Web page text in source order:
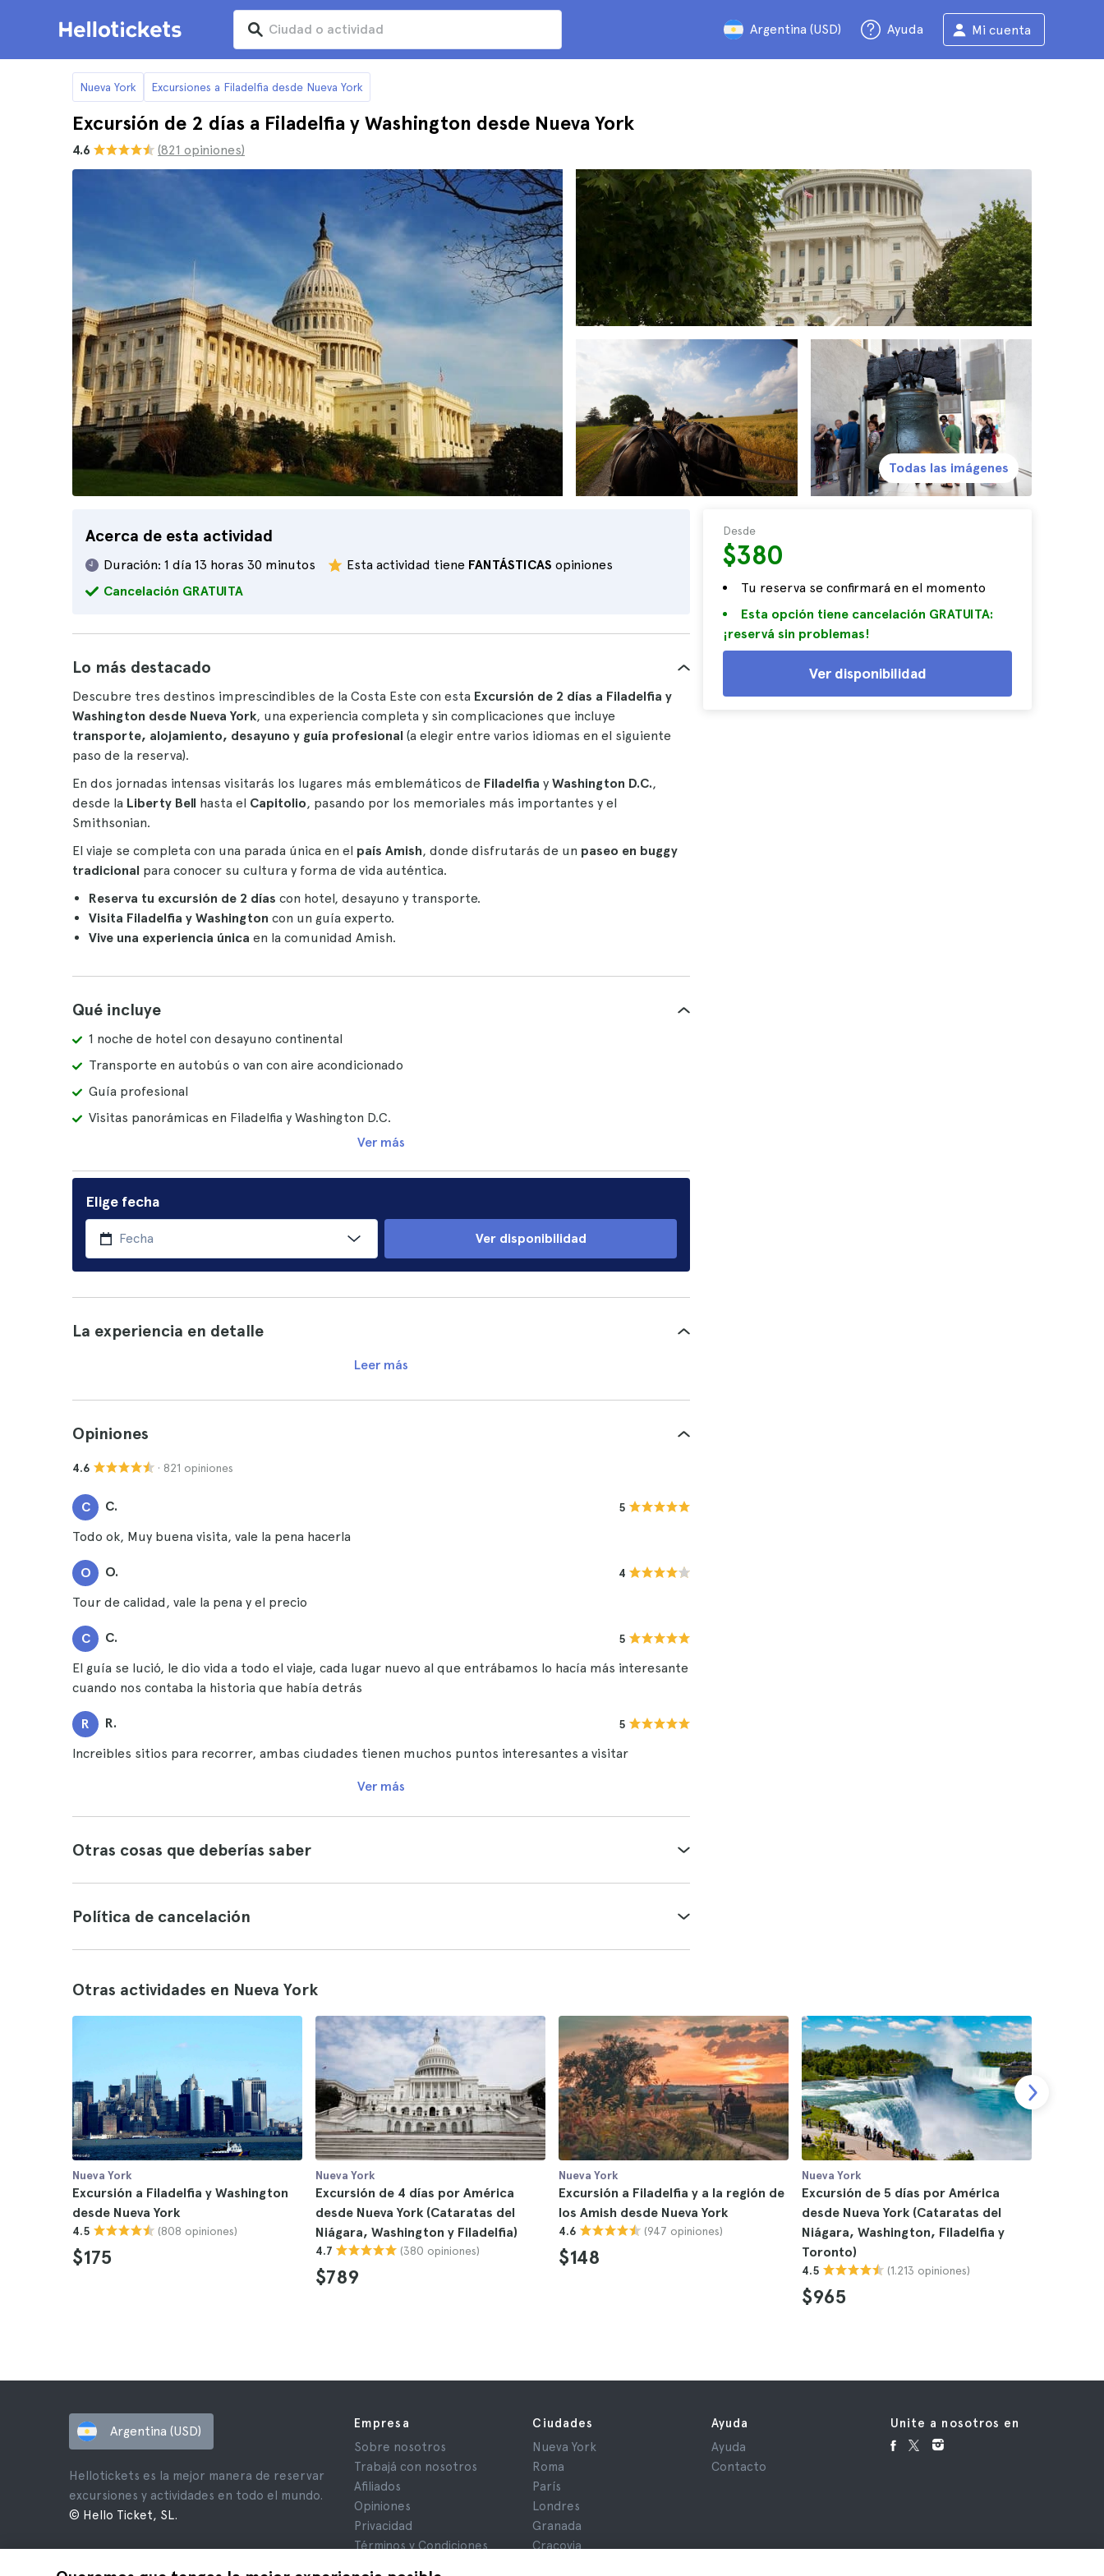
Argentina (USD) Ayuda Mi cuenta
Nueva York Excursiones a Filadelfia desde Nueva York
Excursión de 2 días a Filadelfia y Washington desde Nueva York
4.6 (821 opiniones)
Acerca de esta actividad
Duración: 1 día 13 horas 30 minutos Esta actividad tiene FANTÁSTICAS opiniones
Cancelación GRATUITA
Desde
$380
Tu reserva se confirmará en el momento
Esta opción tiene cancelación GRATUITA:
¡reservá sin problemas!
Ver disponibilidad
Todas las imágenes
Lo más destacado
Descubre tres destinos imprescindibles de la Costa Este con esta Excursión de 2 días a Filadelfia y
Washington desde Nueva York, una experiencia completa y sin complicaciones que incluye
transporte, alojamiento, desayuno y guía profesional (a elegir entre varios idiomas en el siguiente
paso de la reserva).
En dos jornadas intensas visitarás los lugares más emblemáticos de Filadelfia y Washington D.C.,
desde la Liberty Bell hasta el Capitolio, pasando por los memoriales más importantes y el
Smithsonian.
El viaje se completa con una parada única en el país Amish, donde disfrutarás de un paseo en buggy
tradicional para conocer su cultura y forma de vida auténtica.
Reserva tu excursión de 2 días con hotel, desayuno y transporte.
Visita Filadelfia y Washington con un guía experto.
Vive una experiencia única en la comunidad Amish.
Qué incluye
1 noche de hotel con desayuno continental
Transporte en autobús o van con aire acondicionado
Guía profesional
Visitas panorámicas en Filadelfia y Washington D.C.
Ver más
Elige fecha
Ver disponibilidad
La experiencia en detalle
Leer más
Opiniones
4.6 · 821 opiniones
C C. 5
Todo ok, Muy buena visita, vale la pena hacerla
O O. 4
Tour de calidad, vale la pena y el precio
C C. 5
El guía se lució, le dio vida a todo el viaje, cada lugar nuevo al que entrábamos lo hacía más interesante
cuando nos contaba la historia que había detrás
R R. 5
Increibles sitios para recorrer, ambas ciudades tienen muchos puntos interesantes a visitar
Ver más
Otras cosas que deberías saber
Política de cancelación
Otras actividades en Nueva York
Nueva York
Excursión a Filadelfia y Washington
desde Nueva York
4.5 (808 opiniones)
$175
Nueva York
Excursión de 4 días por América
desde Nueva York (Cataratas del
Niágara, Washington y Filadelfia)
4.7 (380 opiniones)
$789
Nueva York
Excursión a Filadelfia y a la región de
los Amish desde Nueva York
4.6 (947 opiniones)
$148
Nueva York
Excursión de 5 días por América
desde Nueva York (Cataratas del
Niágara, Washington, Filadelfia y
Toronto)
4.5 (1.213 opiniones)
$965
Argentina (USD)
Hellotickets es la mejor manera de reservar
excursiones y actividades en todo el mundo.
© Hello Ticket, SL.
Empresa
Sobre nosotros
Trabajá con nosotros
Afiliados
Opiniones
Privacidad
Términos y Condiciones
Ciudades
Nueva York
Roma
París
Londres
Granada
Cracovia
Ayuda
Ayuda
Contacto
Unite a nosotros en